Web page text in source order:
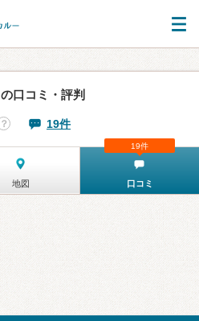
の口コミ・評判
？ 19件
地図 口コミ
19件